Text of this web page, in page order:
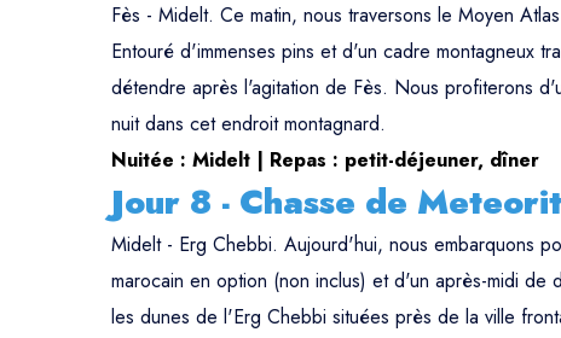
Fès - Midelt. Ce matin, nous traversons le Moyen
Entouré d'immenses pins et d'un cadre montagneux
détendre après l'agitation de Fès. Nous profiterons
nuit dans cet endroit montagnard.
Nuitée : Midelt | Repas : petit-déjeuner, dîner
Jour 8 - Chasse de
Midelt - Erg Chebbi. Aujourd'hui, nous embarquons
marocain en option (non inclus) et d'un après-midi
les dunes de l'Erg Chebbi situées près de la ville